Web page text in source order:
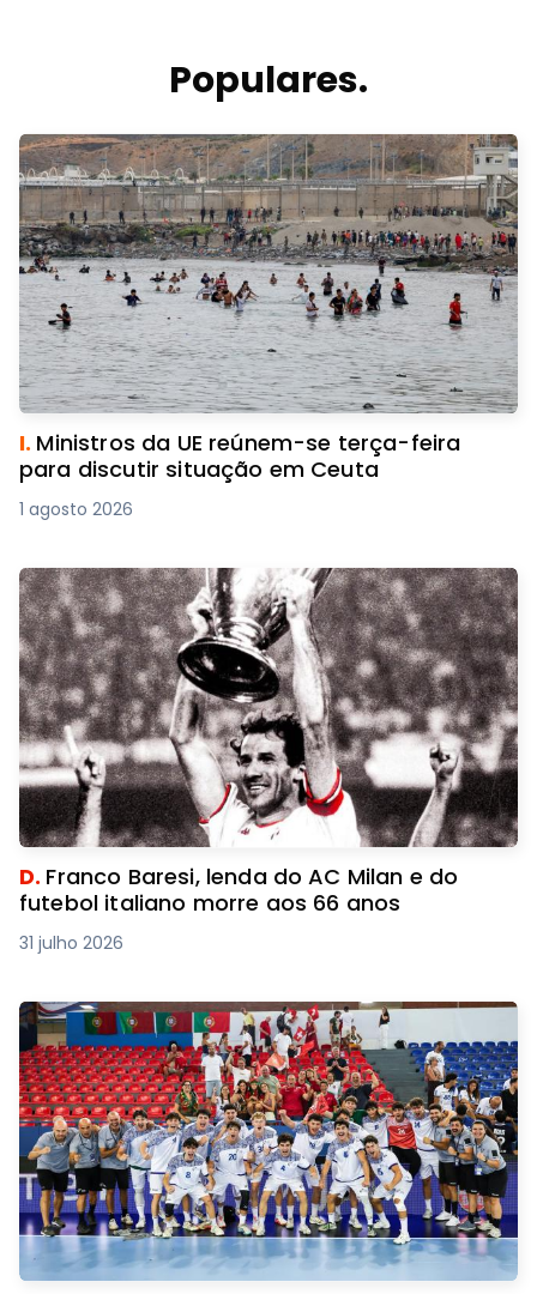
Populares.
I. Ministros da UE reúnem-se terça-feira
para discutir situação em Ceuta
1 agosto 2026
D. Franco Baresi, lenda do AC Milan e do
futebol italiano morre aos 66 anos
31 julho 2026